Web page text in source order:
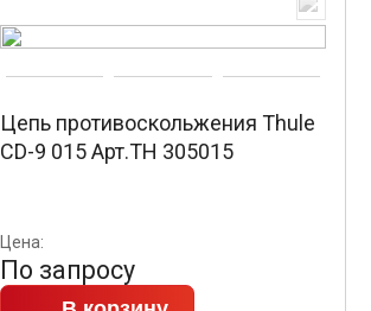
Цепь противоскольжения Thule
CD-9 015 Арт.TH 305015
Цена:
По запросу